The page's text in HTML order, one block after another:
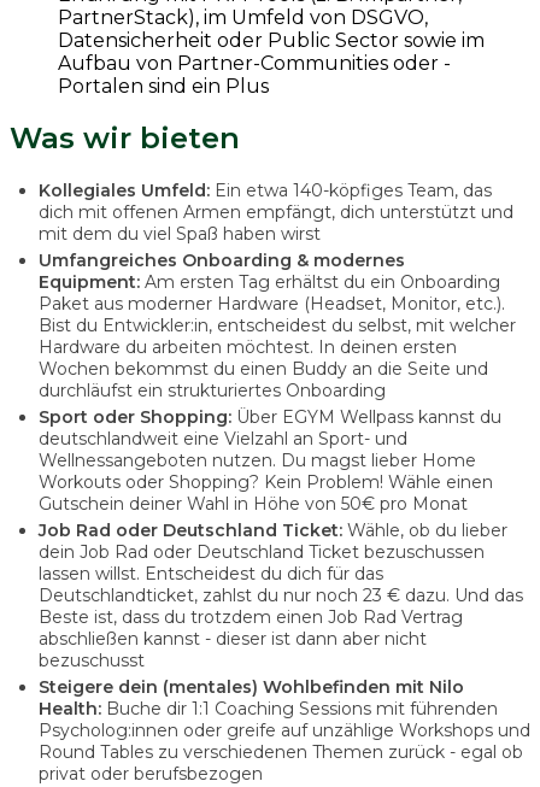
PartnerStack), im Umfeld von DSGVO,
Datensicherheit oder Public Sector sowie im
Aufbau von Partner-Communities oder -
Portalen sind ein Plus
Was wir bieten
Kollegiales Umfeld: Ein etwa 140-köpfiges Team, das
dich mit offenen Armen empfängt, dich unterstützt und
mit dem du viel Spaß haben wirst
Umfangreiches Onboarding & modernes
Equipment: Am ersten Tag erhältst du ein Onboarding
Paket aus moderner Hardware (Headset, Monitor, etc.).
Bist du Entwickler:in, entscheidest du selbst, mit welcher
Hardware du arbeiten möchtest. In deinen ersten
Wochen bekommst du einen Buddy an die Seite und
durchläufst ein strukturiertes Onboarding
Sport oder Shopping: Über EGYM Wellpass kannst du
deutschlandweit eine Vielzahl an Sport- und
Wellnessangeboten nutzen. Du magst lieber Home
Workouts oder Shopping? Kein Problem! Wähle einen
Gutschein deiner Wahl in Höhe von 50€ pro Monat
Job Rad oder Deutschland Ticket: Wähle, ob du lieber
dein Job Rad oder Deutschland Ticket bezuschussen
lassen willst. Entscheidest du dich für das
Deutschlandticket, zahlst du nur noch 23 € dazu. Und das
Beste ist, dass du trotzdem einen Job Rad Vertrag
abschließen kannst - dieser ist dann aber nicht
bezuschusst
Steigere dein (mentales) Wohlbefinden mit Nilo
Health: Buche dir 1:1 Coaching Sessions mit führenden
Psycholog:innen oder greife auf unzählige Workshops und
Round Tables zu verschiedenen Themen zurück - egal ob
privat oder berufsbezogen